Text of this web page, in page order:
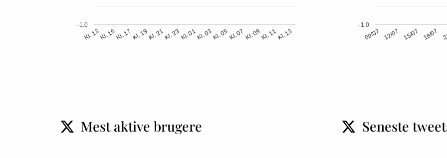
Kl. 13Kl. 15Kl. 17 Kl. 19Kl. 21Kl. 23Kl. 01Kl. 03Kl. 05Kl. 07 Kl. 09Kl. 11Kl. 13
-1.0
09/07 12/07 15/07 18/07
-1.0
t Mest aktive brugere t Seneste